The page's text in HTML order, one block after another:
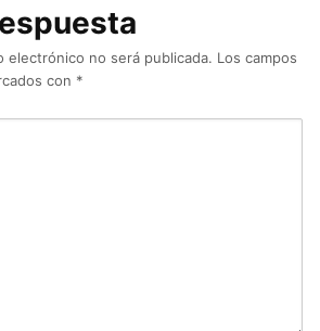
electrónico no será publicada. Los campos
con *